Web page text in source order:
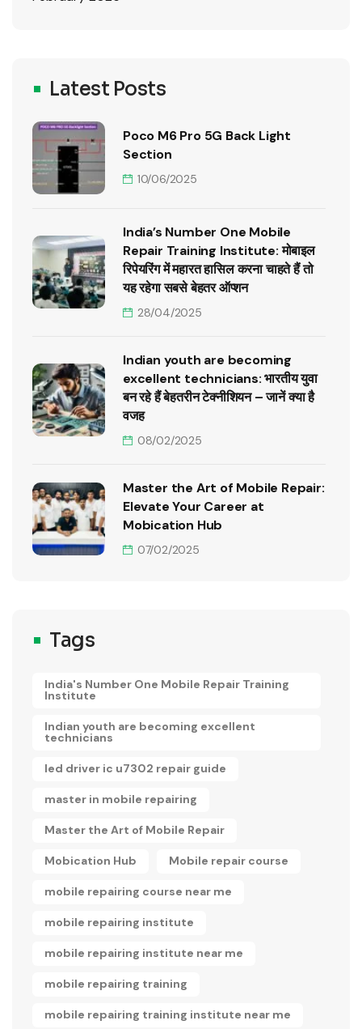
Latest Posts
Poco M6 Pro 5G Back Light
Section
10/06/2025
India’s Number One Mobile
Repair Training Institute: मोबाइल
रिपेयरिंग में महारत हासिल करना चाहते हैं तो
यह रहेगा सबसे बेहतर ऑप्शन
28/04/2025
Indian youth are becoming
excellent technicians: भारतीय युवा
बन रहे हैं बेहतरीन टेक्नीशियन – जानें क्या है
वजह
08/02/2025
Master the Art of Mobile Repair:
Elevate Your Career at
Mobication Hub
07/02/2025
Tags
India's Number One Mobile Repair Training
Institute
Indian youth are becoming excellent
technicians
led driver ic u7302 repair guide
master in mobile repairing
Master the Art of Mobile Repair
Mobication Hub Mobile repair course
mobile repairing course near me
mobile repairing institute
mobile repairing institute near me
mobile repairing training
mobile repairing training institute near me